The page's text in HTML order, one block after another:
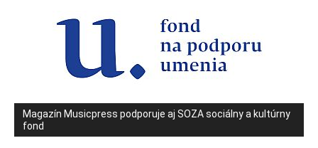
Magazín Musicpress podporuje aj SOZA sociálny a kultúrny
fond